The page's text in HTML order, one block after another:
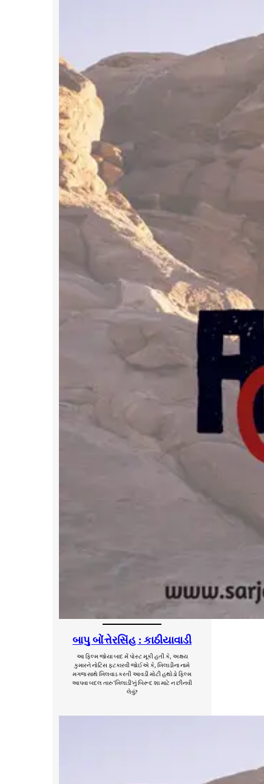
બાપુ બોંત્તેરસિંહ : કાઠીયાવાડી
આ ફિલ્મ જોયા બાદ મેં પોસ્ટ મૂકી હતી કે, અક્ષય
કુમારને નોટિસ ફટકારવી જોઈએ કે, ખિલાડીના નામે
મગજ સાથે ખિલવાડ કરતી આવડી મોટી હથોડો ફિલ્મ
આપવા બદલ તારુ ‘ખિલાડી’નું બિરૂદ શા માટે ન છીનવી
લેવું?